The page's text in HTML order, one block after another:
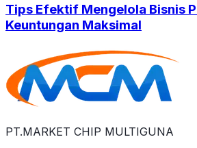
Tips Efektif Mengelola Bisnis
Keuntungan Maksimal
PT.MARKET CHIP MULTIGUNA